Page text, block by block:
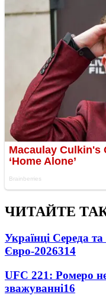
ЧИТАЙТЕ
Українці Середа
Євро-2026314
UFC 221: Ромеро
зважуванні16